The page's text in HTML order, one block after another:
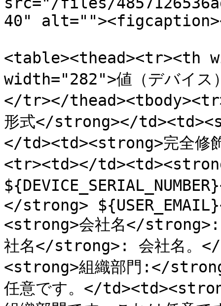
40"
<table><thead><tr><th
width="282">値（デバイ
</tr></
形式</strong></
</td><td><strong>完全
<tr><td></
</strong>
<strong>会社名</
社名</strong>: 会社名
<strong>組織部門:</
任意です。</